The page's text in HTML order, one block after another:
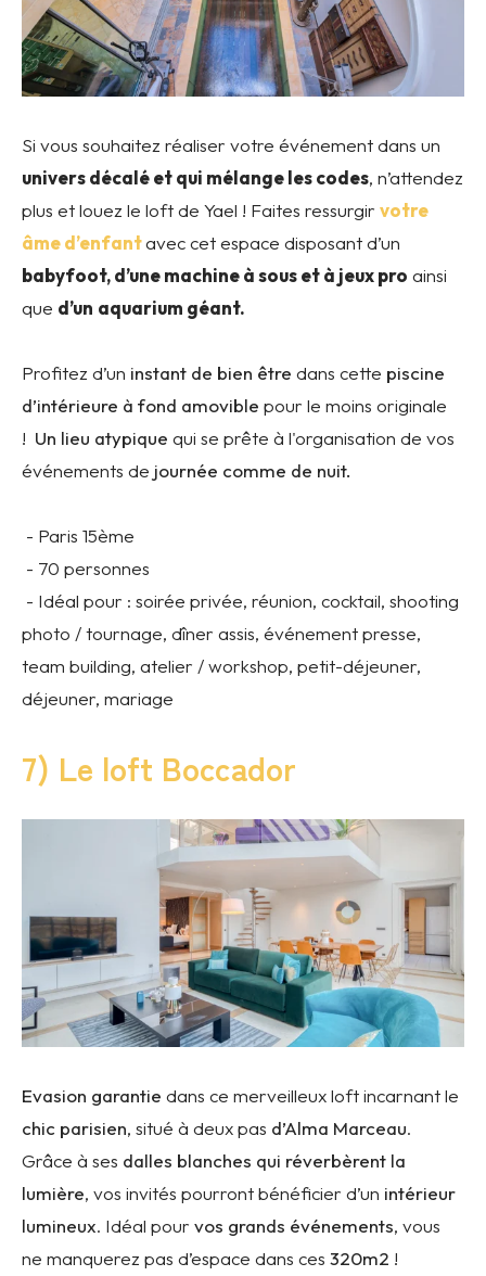
Si vous souhaitez réaliser votre événement dans un
univers décalé et qui mélange les codes, n’attendez
plus et louez le loft de Yael ! Faites ressurgir votre
âme d’enfantavec cet espace disposant d’un
babyfoot, d’une machine à sous et à jeux pro ainsi
que d’un aquarium géant.
Profitez d’un instant de bien être dans cette piscine
d’intérieure à fond amovible pour le moins originale
! Un lieu atypique qui se prête à l'organisation de vos
événements de journée comme de nuit.
- Paris 15ème
- 70 personnes
- Idéal pour : soirée privée, réunion, cocktail, shooting
photo / tournage, dîner assis, événement presse,
team building, atelier / workshop, petit-déjeuner,
déjeuner, mariage
7) Le loft Boccador
Evasion garantie dans ce merveilleux loft incarnant le
chic parisien, situé à deux pas d’Alma Marceau.
Grâce à ses dalles blanches qui réverbèrent la
lumière, vos invités pourront bénéficier d’un intérieur
lumineux. Idéal pour vos grands événements, vous
ne manquerez pas d’espace dans ces 320m2 !